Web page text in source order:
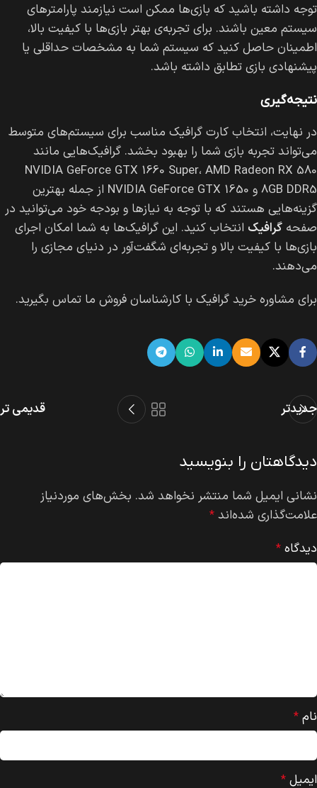
توجه داشته باشید که بازی‌ها ممکن است نیازمند پارامترهای
سیستم معین باشند. برای تجربه‌ی بهتر بازی‌ها با کیفیت بالا،
اطمینان حاصل کنید که سیستم شما به مشخصات حداقلی یا
پیشنهادی بازی تطابق داشته باشد.
نتیجه‌گیری
در نهایت، انتخاب کارت گرافیک مناسب برای سیستم‌های متوسط
می‌تواند تجربه بازی شما را بهبود بخشد. گرافیک‌هایی مانند
NVIDIA GeForce GTX 1660 Super، AMD Radeon RX 580
8GB DDR5 و NVIDIA GeForce GTX 1650 از جمله بهترین
گزینه‌هایی هستند که با توجه به نیازها و بودجه خود می‌توانید در
صفحه گرافیک انتخاب کنید. این گرافیک‌ها به شما امکان اجرای
بازی‌ها با کیفیت بالا و تجربه‌ای شگفت‌آور در دنیای مجازی را
می‌دهند.
برای مشاوره خرید گرافیک با کارشناسان فروش ما تماس بگیرید.
جدیدتر قدیمی تر
دیدگاهتان را بنویسید
نشانی ایمیل شما منتشر نخواهد شد. بخش‌های موردنیاز
علامت‌گذاری شده‌اند *
دیدگاه *
نام *
ایمیل *